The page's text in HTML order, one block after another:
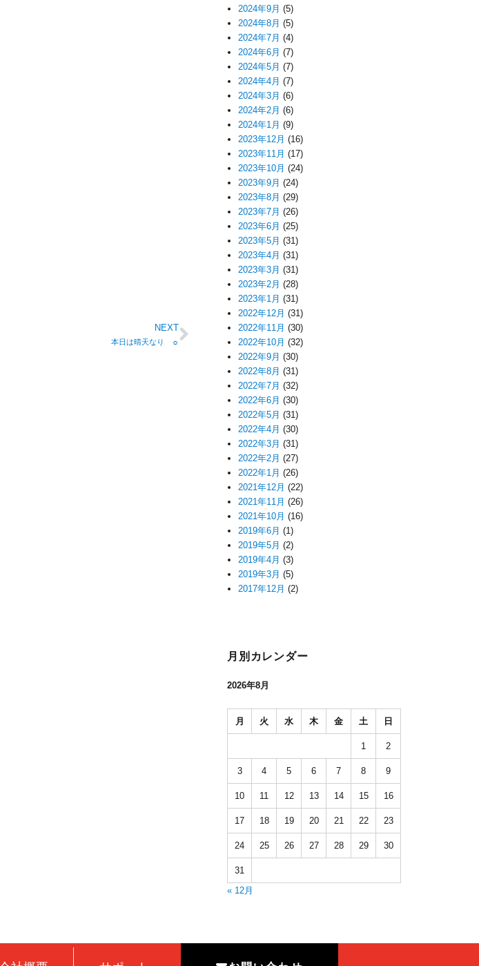
NEXT
本日は晴天なり ☼
2024年9月 (5)
2024年8月 (5)
2024年7月 (4)
2024年6月 (7)
2024年5月 (7)
2024年4月 (7)
2024年3月 (6)
2024年2月 (6)
2024年1月 (9)
2023年12月 (16)
2023年11月 (17)
2023年10月 (24)
2023年9月 (24)
2023年8月 (29)
2023年7月 (26)
2023年6月 (25)
2023年5月 (31)
2023年4月 (31)
2023年3月 (31)
2023年2月 (28)
2023年1月 (31)
2022年12月 (31)
2022年11月 (30)
2022年10月 (32)
2022年9月 (30)
2022年8月 (31)
2022年7月 (32)
2022年6月 (30)
2022年5月 (31)
2022年4月 (30)
2022年3月 (31)
2022年2月 (27)
2022年1月 (26)
2021年12月 (22)
2021年11月 (26)
2021年10月 (16)
2019年6月 (1)
2019年5月 (2)
2019年4月 (3)
2019年3月 (5)
2017年12月 (2)
月別カレンダー
2026年8月
月 火 水 木 金 土 日
1 2
3 4 5 6 7 8 9
10 11 12 13 14 15 16
17 18 19 20 21 22 23
24 25 26 27 28 29 30
31
« 12月